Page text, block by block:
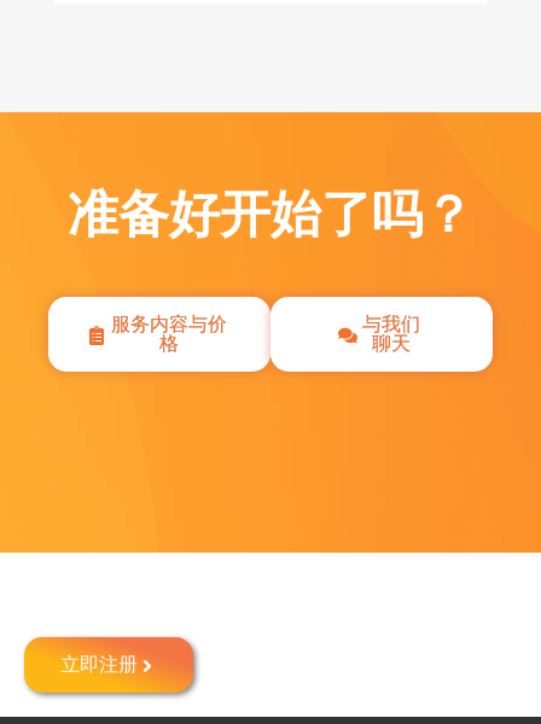
准备好开始了吗？
服务内容与价
格
与我们
聊天
立即注册